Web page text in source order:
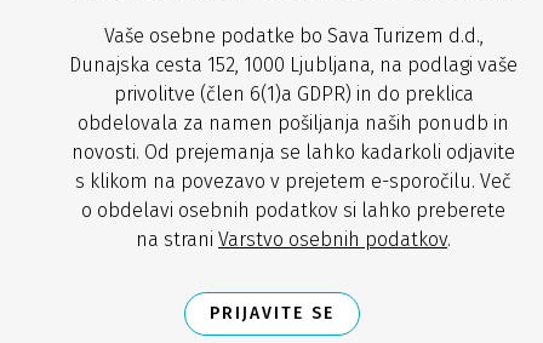
Vaše osebne podatke bo Sava Turizem d.d.,
Dunajska cesta 152, 1000 Ljubljana, na podlagi vaše
privolitve (člen 6(1)a GDPR) in do preklica
obdelovala za namen pošiljanja naših ponudb in
novosti. Od prejemanja se lahko kadarkoli odjavite
s klikom na povezavo v prejetem e-sporočilu. Več
o obdelavi osebnih podatkov si lahko preberete
na strani Varstvo osebnih podatkov.
PRIJAVITE SE